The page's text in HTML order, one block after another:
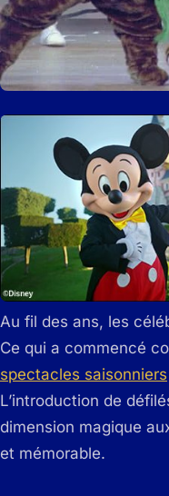
Au fil des ans, les
Ce qui a commencé
spectacles saisonniers
L’introduction de
dimension magique
et mémorable.